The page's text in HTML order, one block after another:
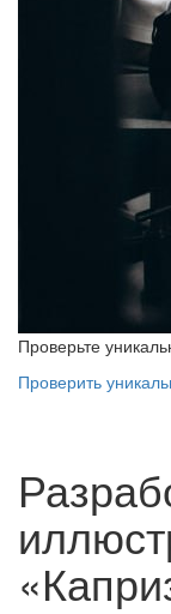
Проверьте
Проверить